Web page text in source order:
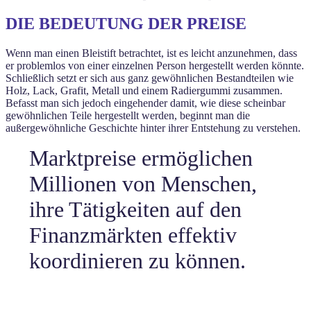
DIE BEDEUTUNG DER PREISE
Wenn man einen Bleistift betrachtet, ist es leicht anzunehmen, dass
er problemlos von einer einzelnen Person hergestellt werden könnte.
Schließlich setzt er sich aus ganz gewöhnlichen Bestandteilen wie
Holz, Lack, Grafit, Metall und einem Radiergummi zusammen.
Befasst man sich jedoch eingehender damit, wie diese scheinbar
gewöhnlichen Teile hergestellt werden, beginnt man die
außergewöhnliche Geschichte hinter ihrer Entstehung zu verstehen.
Marktpreise ermöglichen
Millionen von Menschen,
ihre Tätigkeiten auf den
Finanzmärkten effektiv
koordinieren zu können.